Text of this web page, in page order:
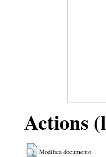
Actions
Modifica documento